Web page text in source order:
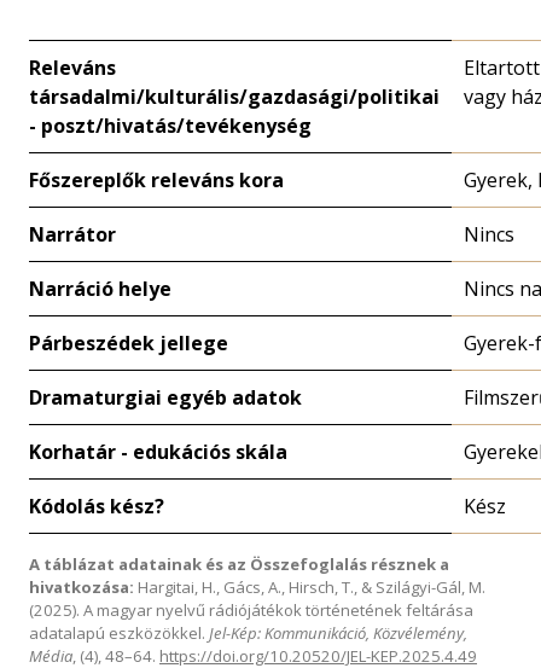
Releváns
társadalmi/kulturális/gazdasági/politikai
- poszt/hivatás/tevékenység
vagy
Főszereplők releváns kora Gyerek,
Narrátor Nincs
Narráció helye Nincs
Párbeszédek jellege
Dramaturgiai egyéb adatok
Korhatár - edukációs skála
Kódolás kész? Kész
A táblázat adatainak és az Összefoglalás résznek a
hivatkozása: Hargitai, H., Gács, A., Hirsch, T., & Szilágyi-Gál, M.
(2025). A magyar nyelvű rádiójátékok történetének feltárása
adatalapú eszközökkel. Jel-Kép: Kommunikáció, Közvélemény,
Média, (4), 48–64. https://doi.org/10.20520/JEL-KEP.2025.4.49